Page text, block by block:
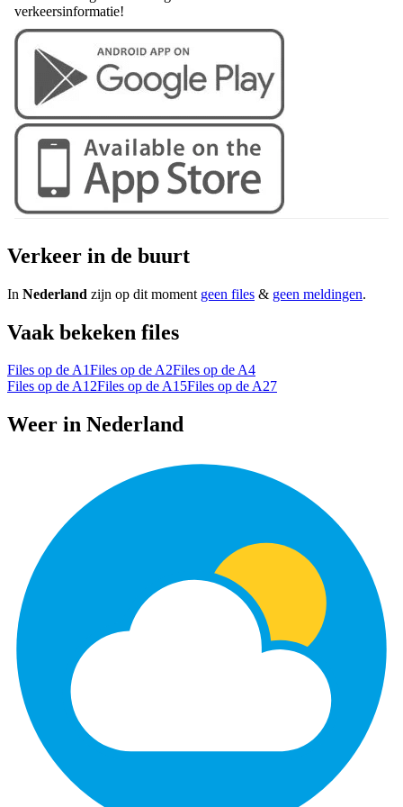
verkeersinformatie!
Verkeer in de buurt
In Nederland zijn op dit moment geen files & geen meldingen.
Vaak bekeken files
Files op de A1Files op de A2Files op de A4
Files op de A12Files op de A15Files op de A27
Weer in Nederland